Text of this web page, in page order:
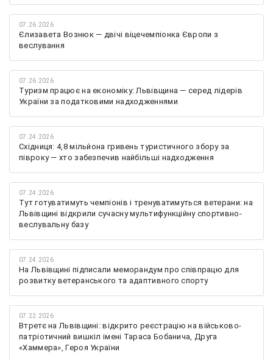
07.26.2026
Єлизавета Вознюк — двічі віцечемпіонка Європи з
веслування
07.26.2026
Туризм працює на економіку: Львівщина — серед лідерів
України за податковими надходженнями
07.24.2026
Східниця: 4,8 мільйона гривень туристичного збору за
півроку — хто забезпечив найбільші надходження
07.24.2026
Тут готуватимуть чемпіонів і тренуватимуться ветерани: на
Львівщині відкрили сучасну мультифункційну спортивно-
веслувальну базу
07.24.2026
На Львівщині підписали меморандум про співпрацю для
розвитку ветеранського та адаптивного спорту
07.22.2026
Втретє на Львівщині: відкрито реєстрацію на військово-
патріотичний вишкіл імені Тараса Бобанича, Друга
«Хаммера», Героя України